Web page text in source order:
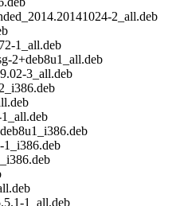
2_all.deb
1_all.deb
2+deb8u1_all.deb
3_all.deb
1_all.deb